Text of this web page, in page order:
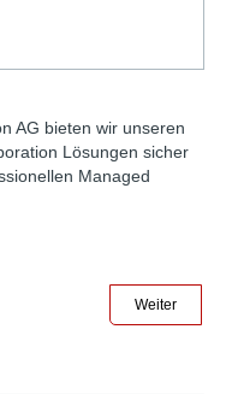
AG bieten wir unseren
Lösungen sicher
Managed
Weiter